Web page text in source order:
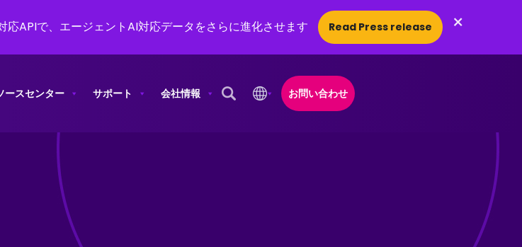
APIで、エージェントAI対応データをさらに進化させます Read Press release ×
ースセンター サポート
会社情報
Open Search Popup
お問い合わせ